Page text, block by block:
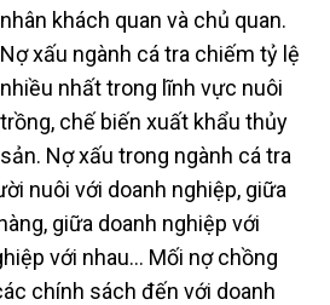
nhân khách quan và chủ quan.
Nợ xấu ngành cá tra chiếm tỷ lệ
nhiều nhất trong lĩnh vực nuôi
trồng, chế biến xuất khẩu thủy
sản. Nợ xấu trong ngành cá tra
nuôi với doanh nghiệp, giữa
giữa doanh nghiệp với
với nhau… Mối nợ chồng
chính sách đến với doanh